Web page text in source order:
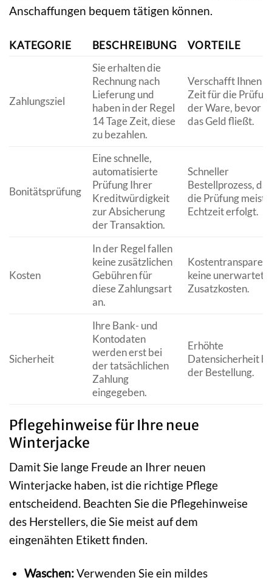
Anschaffungen bequem tätigen können.
KATEGORIE BESCHREIBUNG VORTEILE
Zahlungsziel
Sie erhalten die
Rechnung nach
Lieferung und
haben in der Regel
14 Tage Zeit, diese
zu bezahlen.
Verschafft Ihnen
Zeit für die
der Ware, bevor
das Geld fließt.
Bonitätsprüfung
Eine schnelle,
automatisierte
Prüfung Ihrer
Kreditwürdigkeit
zur Absicherung
der Transaktion.
Schneller
Bestellprozess, da
die Prüfung meist
Echtzeit erfolgt.
Kosten
In der Regel fallen
keine zusätzlichen
Gebühren für
diese Zahlungsart
an.
keine
Zusatzkosten.
Sicherheit
Ihre Bank- und
Kontodaten
werden erst bei
der tatsächlichen
Zahlung
eingegeben.
Erhöhte
Datensicherheit
der Bestellung.
Pflegehinweise für Ihre neue
Winterjacke
Damit Sie lange Freude an Ihrer neuen
Winterjacke haben, ist die richtige Pflege
entscheidend. Beachten Sie die Pflegehinweise
des Herstellers, die Sie meist auf dem
eingenähten Etikett finden.
Waschen:Verwenden Sie ein mildes